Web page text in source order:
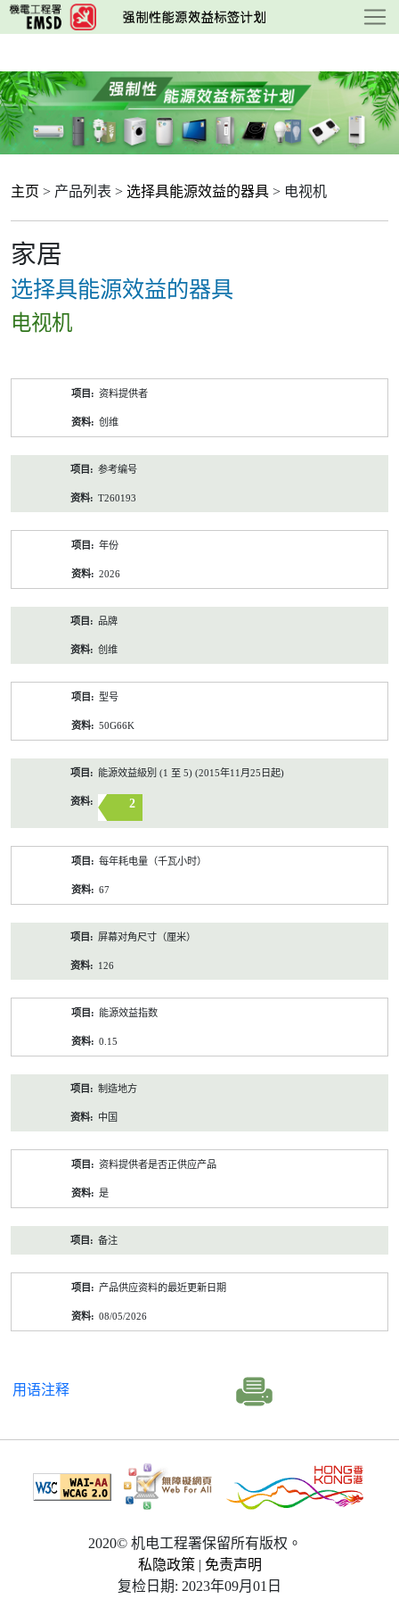
跳
至
要
内
容
主页 > 产品列表 > 选择具能源效益的器具 > 电视机
家居
选择具能源效益的器具
电视机
资料提供者
创维
参考编号
T260193
年份
2026
品牌
创维
型号
50G66K
能源效益級別 (1 至 5) (2015年11月25日起)
2
每年耗电量（千瓦小时）
67
屏幕对角尺寸（厘米）
126
能源效益指数
0.15
制造地方
中国
资料提供者是否正供应产品
是
备注
产品供应资料的最近更新日期
08/05/2026
用语注释
2020© 机电工程署保留所有版权。
私隐政策 | 免责声明
复检日期: 2023年09月01日